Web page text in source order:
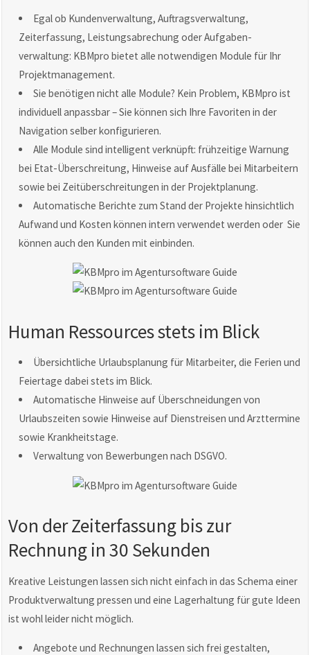
Egal ob Kundenverwaltung, Auftragsverwaltung,
Zeiterfassung, Leistungsabrechung oder Aufgaben-
verwaltung: KBMpro bietet alle notwendigen Module für Ihr
Projektmanagement.
Sie benötigen nicht alle Module? Kein Problem, KBMpro ist
individuell anpassbar – Sie können sich Ihre Favoriten in der
Navigation selber konfigurieren.
Alle Module sind intelligent verknüpft: frühzeitige Warnung
bei Etat-Überschreitung, Hinweise auf Ausfälle bei Mitarbeitern
sowie bei Zeitüberschreitungen in der Projektplanung.
Automatische Berichte zum Stand der Projekte hinsichtlich
Aufwand und Kosten können intern verwendet werden oder Sie
können auch den Kunden mit einbinden.
Human Ressources stets im Blick
Übersichtliche Urlaubsplanung für Mitarbeiter, die Ferien und
Feiertage dabei stets im Blick.
Automatische Hinweise auf Überschneidungen von
Urlaubszeiten sowie Hinweise auf Dienstreisen und Arzttermine
sowie Krankheitstage.
Verwaltung von Bewerbungen nach DSGVO.
Von der Zeiterfassung bis zur
Rechnung in 30 Sekunden
Kreative Leistungen lassen sich nicht einfach in das Schema einer
Produktverwaltung pressen und eine Lagerhaltung für gute Ideen
ist wohl leider nicht möglich.
Angebote und Rechnungen lassen sich frei gestalten,